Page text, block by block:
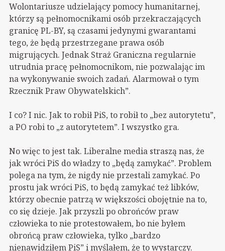
Wolontariusze udzielający pomocy humanitarnej,
którzy są pełnomocnikami osób przekraczających
granicę PL-BY, są czasami jedynymi gwarantami
tego, że będą przestrzegane prawa osób
migrujących. Jednak Straż Graniczna regularnie
utrudnia pracę pełnomocnikom, nie pozwalając im
na wykonywanie swoich zadań. Alarmował o tym
Rzecznik Praw Obywatelskich”.
I co? I nic. Jak to robił PiS, to robił to „bez autorytetu”,
a PO robi to „z autorytetem”. I wszystko gra.
No więc to jest tak. Liberalne media straszą nas, że
jak wróci PiS do władzy to „będą zamykać”. Problem
polega na tym, że nigdy nie przestali zamykać. Po
prostu jak wróci PiS, to będą zamykać też libków,
którzy obecnie patrzą w większości obojętnie na to,
co się dzieje. Jak przyszli po obrońców praw
człowieka to nie protestowałem, bo nie byłem
obrońcą praw człowieka, tylko „bardzo
nienawidziłem PiS” i myślałem, że to wystarczy.